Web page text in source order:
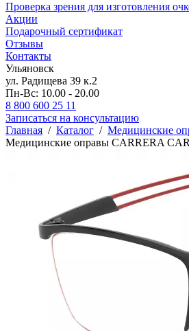
Проверка зрения для изготовления
Акции
Подарочный сертификат
Отзывы
Контакты
Ульяновск
ул. Радищева 39 к.2
Пн-Вс: 10.00 - 20.00
8 800 600 25 11
Записаться на консультацию
Главная / Каталог / Медицинские
Медицинские оправы CARRERA